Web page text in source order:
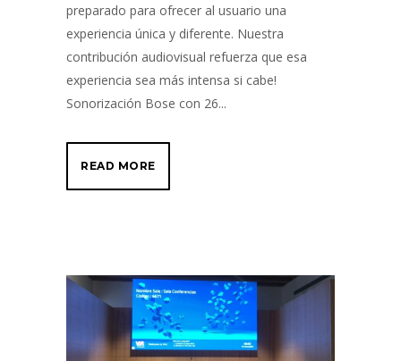
preparado para ofrecer al usuario una
experiencia única y diferente. Nuestra
contribución audiovisual refuerza que esa
experiencia sea más intensa si cabe!
Sonorización Bose con 26...
READ MORE